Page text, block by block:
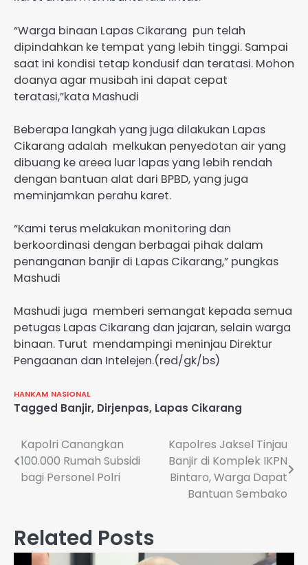
“Warga binaan Lapas Cikarang pun telah
dipindahkan ke tempat yang lebih tinggi. Sampai
saat ini kondisi tetap kondusif dan teratasi. Mohon
doanya agar musibah ini dapat cepat
teratasi,”kata Mashudi
Beberapa langkah yang juga dilakukan Lapas
Cikarang adalah melkukan penyedotan air yang
dibuang ke areea luar lapas yang lebih rendah
dengan bantuan alat dari BPBD, yang juga
meminjamkan perahu karet.
“Kami terus melakukan monitoring dan
berkoordinasi dengan berbagai pihak dalam
penanganan banjir di Lapas Cikarang,” pungkas
Mashudi
Mashudi juga memberi semangat kepada semua
petugas Lapas Cikarang dan jajaran, selain warga
binaan. Turut mendampingi meninjau Direktur
Pengaanan dan Intelejen.(red/gk/bs)
HANKAM NASIONAL
Tagged Banjir, Dirjenpas, Lapas Cikarang
Navigasi
pos
Kapolri Canangkan
100.000 Rumah Subsidi
bagi Personel Polri
Kapolres Jaksel Tinjau
Banjir di Komplek IKPN
Bintaro, Warga Dapat
Bantuan Sembako
Related Posts